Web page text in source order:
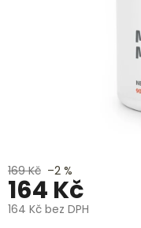
169 Kč –2 %
164 Kč
164 Kč bez DPH